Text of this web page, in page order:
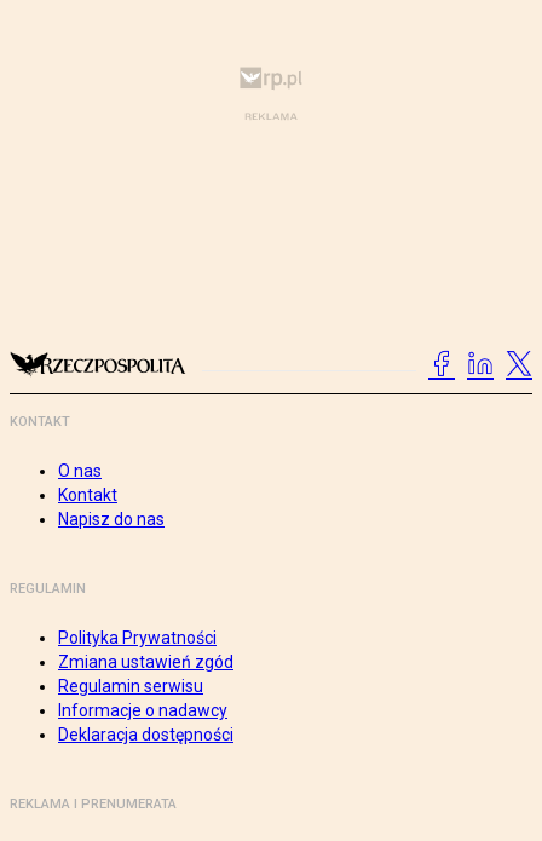
KONTAKT
O nas
Kontakt
Napisz do nas
REGULAMIN
Polityka Prywatności
Zmiana ustawień zgód
Regulamin serwisu
Informacje o nadawcy
Deklaracja dostępności
REKLAMA I PRENUMERATA